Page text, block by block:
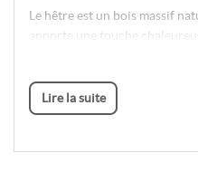
Le hêtre est un bois massif
apporte une touche
environ4 kg, le cadre reste
sa vocation fixe.
Lire la suite